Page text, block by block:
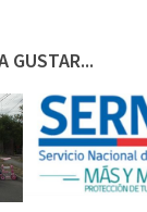
GUSTAR...